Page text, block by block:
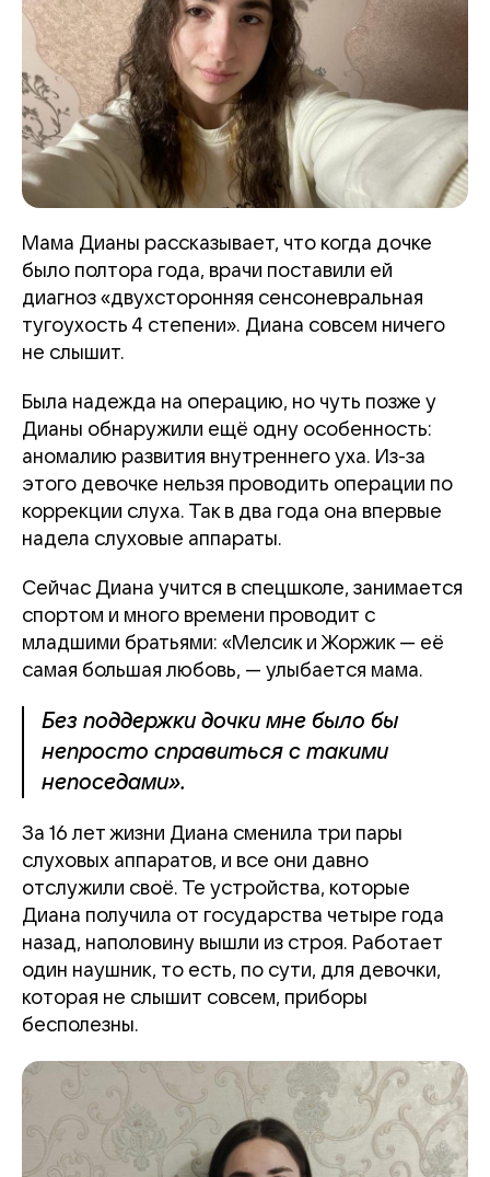
Мама Дианы рассказывает, что когда дочке
было полтора года, врачи поставили ей
диагноз «двухсторонняя сенсоневральная
тугоухость 4 степени». Диана совсем ничего
не слышит.
Была надежда на операцию, но чуть позже у
Дианы обнаружили ещё одну особенность:
аномалию развития внутреннего уха. Из-за
этого девочке нельзя проводить операции по
коррекции слуха. Так в два года она впервые
надела слуховые аппараты.
Сейчас Диана учится в спецшколе, занимается
спортом и много времени проводит с
младшими братьями: «Мелсик и Жоржик — её
самая большая любовь, — улыбается мама.
Без поддержки дочки мне было бы
непросто справиться с такими
непоседами».
За 16 лет жизни Диана сменила три пары
слуховых аппаратов, и все они давно
отслужили своё. Те устройства, которые
Диана получила от государства четыре года
назад, наполовину вышли из строя. Работает
один наушник, то есть, по сути, для девочки,
которая не слышит совсем, приборы
бесполезны.